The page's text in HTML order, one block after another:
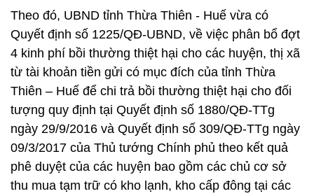
Theo đó, UBND tỉnh Thừa Thiên - Huế vừa có
Quyết định số 1225/QĐ-UBND, về việc phân bổ đợt
4 kinh phí bồi thường thiệt hại cho các huyện, thị xã
từ tài khoản tiền gửi có mục đích của tỉnh Thừa
Thiên – Huế để chi trả bồi thường thiệt hại cho đối
tượng quy định tại Quyết định số 1880/QĐ-TTg
ngày 29/9/2016 và Quyết định số 309/QĐ-TTg ngày
09/3/2017 của Thủ tướng Chính phủ theo kết quả
phê duyệt của các huyện bao gồm các chủ cơ sở
thu mua tạm trữ có kho lạnh, kho cấp đông tại các